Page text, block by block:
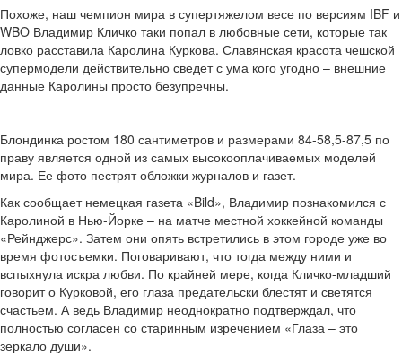
Похоже, наш чемпион мира в супертяжелом весе по версиям IBF и
WBO Владимир Кличко таки попал в любовные сети, которые так
ловко расставила Каролина Куркова. Славянская красота чешской
супермодели действительно сведет с ума кого угодно – внешние
данные Каролины просто безупречны.
Блондинка ростом 180 сантиметров и размерами 84-58,5-87,5 по
праву является одной из самых высокооплачиваемых моделей
мира. Ее фото пестрят обложки журналов и газет.
Как сообщает немецкая газета «Bild», Владимир познакомился с
Каролиной в Нью-Йорке – на матче местной хоккейной команды
«Рейнджерс». Затем они опять встретились в этом городе уже во
время фотосъемки. Поговаривают, что тогда между ними и
вспыхнула искра любви. По крайней мере, когда Кличко-младший
говорит о Курковой, его глаза предательски блестят и светятся
счастьем. А ведь Владимир неоднократно подтверждал, что
полностью согласен со старинным изречением «Глаза – это
зеркало души».